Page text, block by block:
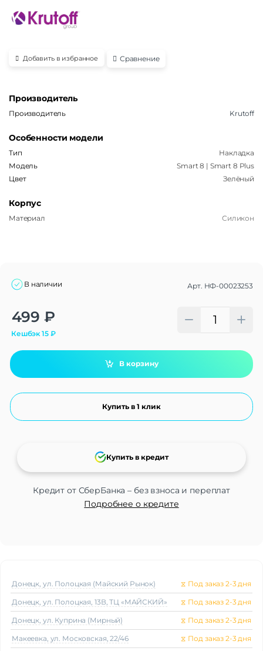
Добавить в избранное Сравнение
Производитель
Производитель Krutoff
Особенности модели
Тип
Накладка
Модель
Smart 8 | Smart 8 Plus
Цвет
Зелёный
Корпус
Материал Силикон
В наличии Арт. НФ-00023253
499 ₽
Кешбэк15₽
В корзину
Купить в 1 клик
Кредит от СберБанка – без взноса и переплат
Подробнее о кредите
Купить в кредит
Alternative:
Донецк, ул. Полоцкая (Майский Рынок) ⧖ Под заказ 2-3 дня
Донецк, ул. Полоцкая, 13В, ТЦ «МАЙСКИЙ» ⧖ Под заказ 2-3 дня
Донецк, ул. Куприна (Мирный) ⧖ Под заказ 2-3 дня
Макеeвка, ул. Московская, 22/46 ⧖ Под заказ 2-3 дня